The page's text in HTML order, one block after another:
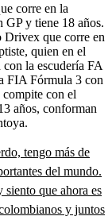
corre en la
GP y tiene 18 años.
que corre en
quien en el
la escudería FA
FIA Fórmula 3 con
con el
años, conforman
tengo más de
del mundo.
que ahora es
y juntos